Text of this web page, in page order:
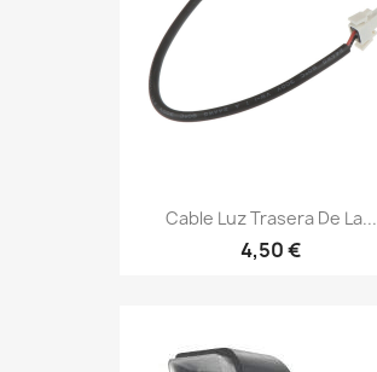
Cable Luz Trasera De La...
4,50 €